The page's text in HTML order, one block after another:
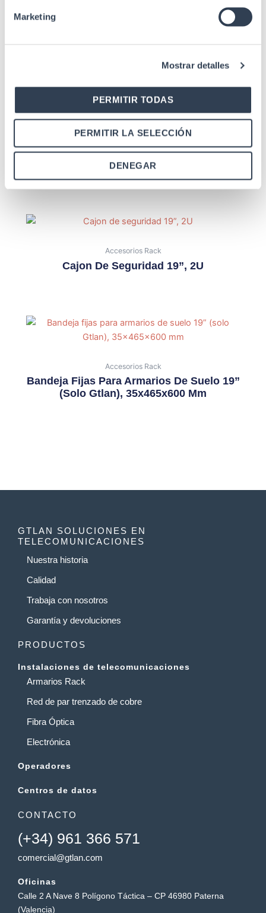
Marketing
Mostrar detalles
PERMITIR TODAS
PERMITIR LA SELECCIÓN
DENEGAR
KIT 4 Piezas Unión Batería
Accesorios Rack
Cajon De Seguridad 19”, 4U
Accesorios Rack
Cajon De Seguridad 19”, 2U
Accesorios Rack
Bandeja Fijas Para Armarios De Suelo 19”
(solo Gtlan), 35x465x600 Mm
GTLAN SOLUCIONES EN
TELECOMUNICACIONES
Nuestra historia
Calidad
Trabaja con nosotros
Garantía y devoluciones
PRODUCTOS
Instalaciones de telecomunicaciones
Armarios Rack
Red de par trenzado de cobre
Fibra Óptica
Electrónica
Operadores
Centros de datos
CONTACTO
(+34) 961 366 571
comercial@gtlan.com
Oficinas
Calle 2 A Nave 8 Polígono Táctica – CP 46980 Paterna
(Valencia)